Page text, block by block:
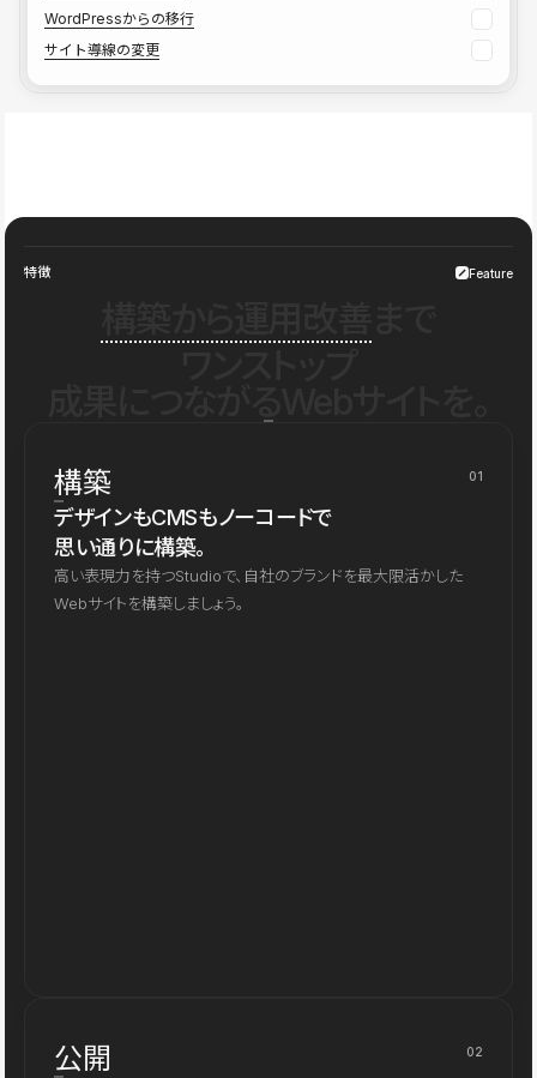
WordPressからの移行
サイト導線の変更
特徴 Feature
構築 01
デザインもCMSもノーコードで
思い通りに構築。
高い表現力を持つStudioで、自社のブランドを最大限活かした
Webサイトを構築しましょう。
公開 02